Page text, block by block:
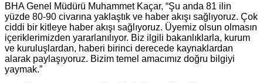
BHA Genel Müdürü Muhammet Kaçar, “Şu anda 81 ilin
yüzde 80-90 civarına yaklaştık ve haber akışı sağlıyoruz. Çok
ciddi bir kitleye haber akışı sağlıyoruz. Üyemiz olsun olmasın
içeriklerimizden yararlanılıyor. Biz ilgili bakanlıklarla, kurum
ve kuruluşlardan, haberi birinci derecede kaynaklardan
alarak paylaşıyoruz. Bizim temel amacımız doğru bilgiyi
yaymak.”